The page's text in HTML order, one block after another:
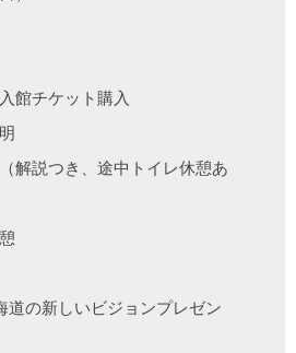
館チケット購入
解説つき、途中トイレ休憩あ
道の新しいビジョンプレゼン